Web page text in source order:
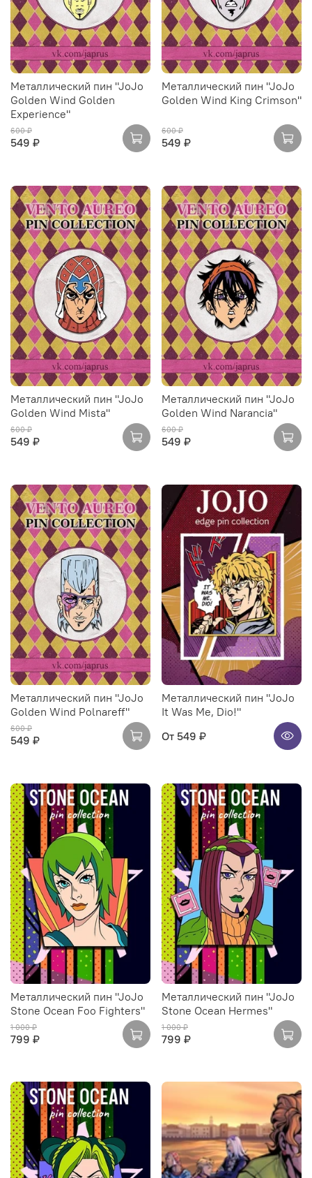
Металлический пин "JoJo
Golden Wind Golden
Experience"
600 ₽
549 ₽
Металлический пин "JoJo
Golden Wind King Crimson"
600 ₽
549 ₽
Металлический пин "JoJo
Golden Wind Mista"
600 ₽
549 ₽
Металлический пин "JoJo
Golden Wind Narancia"
600 ₽
549 ₽
Металлический пин "JoJo
Golden Wind Polnareff"
600 ₽
549 ₽
Металлический пин "JoJo
It Was Me, Dio!"
От 549 ₽
Металлический пин "JoJo
Stone Ocean Foo Fighters"
1 000 ₽
799 ₽
Металлический пин "JoJo
Stone Ocean Hermes"
1 000 ₽
799 ₽